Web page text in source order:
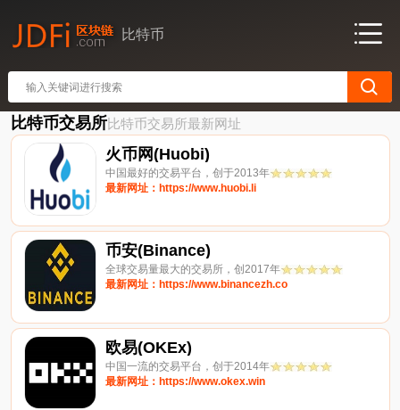
比特币
比特币交易所比特币交易所最新网址
火币网(Huobi)
中国最好的交易平台，创于2013年
最新网址：https://www.huobi.li
币安(Binance)
全球交易量最大的交易所，创2017年
最新网址：https://www.binancezh.co
欧易(OKEx)
中国一流的交易平台，创于2014年
最新网址：https://www.okex.win